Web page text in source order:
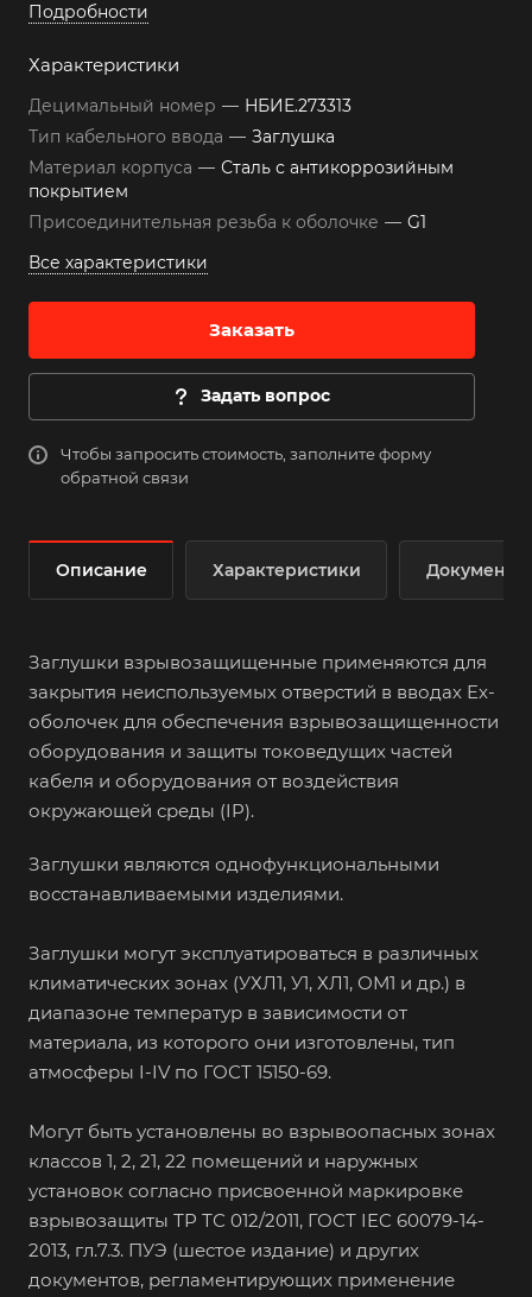
Подробности
Характеристики
Децимальный номер — НБИЕ.273313
Тип кабельного ввода — Заглушка
Материал корпуса — Сталь с антикоррозийным
покрытием
Присоединительная резьба к оболочке — G1
Все характеристики
Заказать
Задать вопрос
Чтобы запросить стоимость, заполните форму
обратной связи
Описание Характеристики Документы
Заглушки взрывозащищенные применяются для
закрытия неиспользуемых отверстий в вводах Ex-
оболочек для обеспечения взрывозащищенности
оборудования и защиты токоведущих частей
кабеля и оборудования от воздействия
окружающей среды (IP).
Заглушки являются однофункциональными
восстанавливаемыми изделиями.
Заглушки могут эксплуатироваться в различных
климатических зонах (УХЛ1, У1, ХЛ1, ОМ1 и др.) в
диапазоне температур в зависимости от
материала, из которого они изготовлены, тип
атмосферы I-IV по ГОСТ 15150-69.
Могут быть установлены во взрывоопасных зонах
классов 1, 2, 21, 22 помещений и наружных
установок согласно присвоенной маркировке
взрывозащиты ТР ТС 012/2011, ГОСТ IEC 60079-14-
2013, гл.7.3. ПУЭ (шестое издание) и других
документов, регламентирующих применение